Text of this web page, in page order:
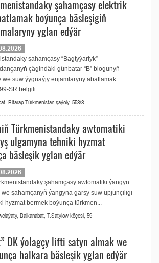
şahamçasy elektrik
boýunça bäsleşigiň
yglan edýär
şahamçasy “Bagtyýarlyk”
çägindäki günbatar “B” blogunyň
we suw ýygnaýjy enjamlaryny abatlamak
SR belgili...
Bitarap Türkmenistan şaýoly, 553/3
Türkmenistandaky awtomatiki
ulgamyna tehniki hyzmat
bäsleşik yglan edýär
şahamçasy awtomatiki ýangyn
şahamçanyň ýangyna garşy suw üpjünçiligi
hyzmat bermek boýunça türkmen...
Balkanabat, T.Satylow köçesi, 59
DK ýolagçy lifti satyn almak we
halkara bäsleşik yglan edýär